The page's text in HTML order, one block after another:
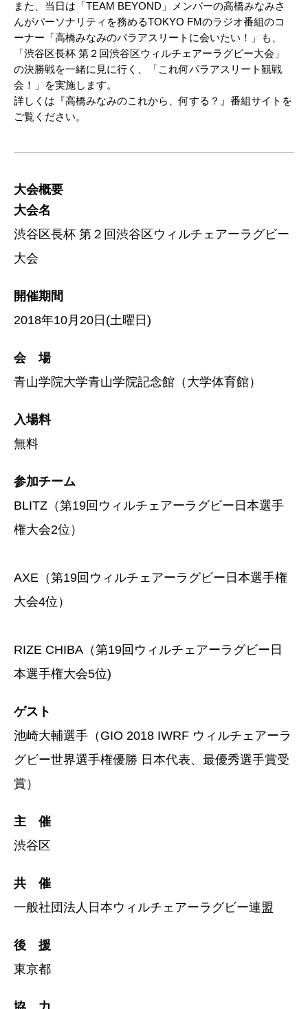
また、当日は「TEAM BEYOND」メンバーの高橋みなみさ
んがパーソナリティを務めるTOKYO FMのラジオ番組のコ
ーナー「高橋みなみのパラアスリートに会いたい！」も、
「渋谷区長杯 第２回渋谷区ウィルチェアーラグビー大会」
の決勝戦を一緒に見に行く、「これ何パラアスリート観戦
会！」を実施します。
詳しくは『高橋みなみのこれから、何する？』番組サイトを
ご覧ください。
大会概要
大会名
渋谷区長杯 第２回渋谷区ウィルチェアーラグビー
大会
開催期間
2018年10月20日(土曜日)
会 場
青山学院大学青山学院記念館（大学体育館）
入場料
無料
参加チーム
BLITZ（第19回ウィルチェアーラグビー日本選手
権大会2位）
AXE（第19回ウィルチェアーラグビー日本選手権
大会4位）
RIZE CHIBA（第19回ウィルチェアーラグビー日
本選手権大会5位)
ゲスト
池崎大輔選手（GIO 2018 IWRF ウィルチェアーラ
グビー世界選手権優勝 日本代表、最優秀選手賞受
賞）
主 催
渋谷区
共 催
一般社団法人日本ウィルチェアーラグビー連盟
後 援
東京都